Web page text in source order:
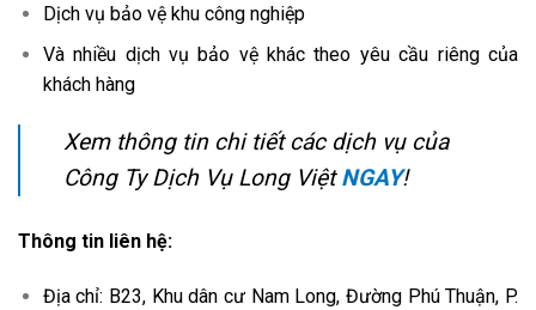
Dịch vụ bảo vệ khu công nghiệp
Và nhiều dịch vụ bảo vệ khác theo yêu cầu riêng của
khách hàng
Xem thông tin chi tiết các dịch vụ của
Công Ty Dịch Vụ Long ViệtNGAY!
Thông tin liên hệ:
Địa chỉ: B23, Khu dân cư Nam Long, Đường Phú Thuận, P.